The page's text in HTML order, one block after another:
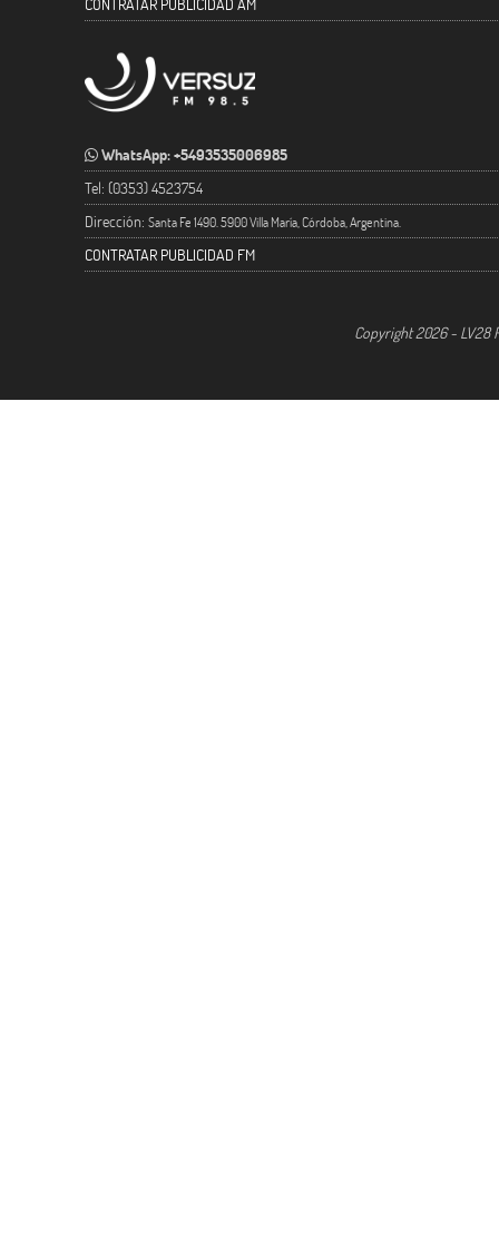
WhatsApp: +5493535006985
Tel: (0353) 4523754
Dirección: Santa Fe 1490. 5900 Villa María, Córdoba, Argentina.
CONTRATAR PUBLICIDAD FM
Copyright 2026 - LV28